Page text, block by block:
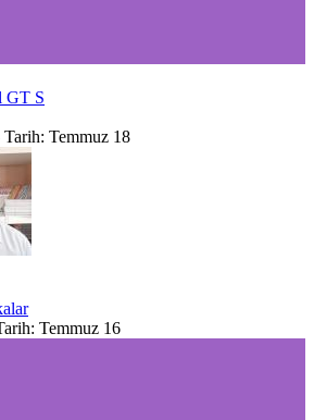
GT S
Tarih: Temmuz 18
Temmuz 16